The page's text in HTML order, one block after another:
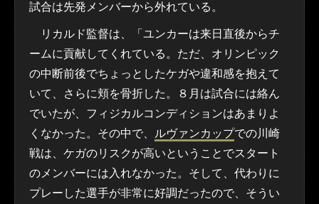
試合は先発メンバーから外れている。
リカルド監督は、「ユンカーは来日直後からチ
ームに貢献してくれている。ただ、オリンピック
の中断前後でちょっとしたケガや違和感を抱えて
いて、さらに頬を骨折した。８月は試合には絡ん
でいたが、フィジカルコンディションはあまりよ
くなかった。その中で、
ルヴァンカップでの川崎
戦は、ケガのリスクが高いということでスタート
のメンバーには入れなかった。そして、代わりに
プレーした選手が非常に好調だったので、そうい